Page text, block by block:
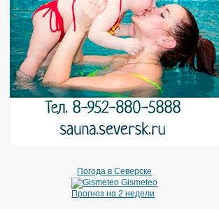
Погода в Северске
Gismeteo
Прогноз на 2 недели